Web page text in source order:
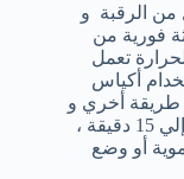
من الرقبة و
فورية من
تعمل
أكياس
طريقة أخري و
هي وضع اليدين في حوض ماء ساخن لمدة 10 إلي 15 دقيقة ،
أو وضع